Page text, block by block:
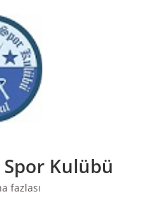
Spor Kulübü
fazlası